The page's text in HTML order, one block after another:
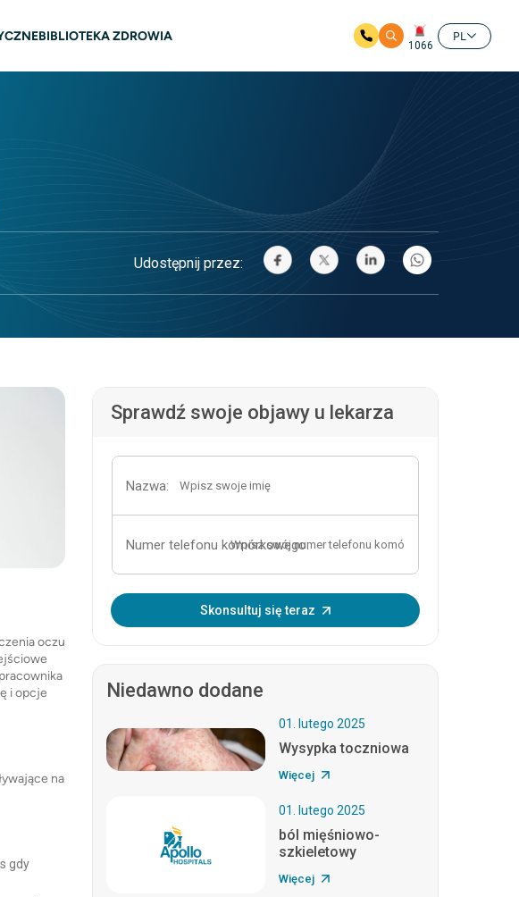
BIBLIOTEKA ZDROWIA
1066
PL
Udostępnij przez:
oczu
i opcje
na
gdy
Sprawdź swoje objawy u lekarza
Nazwa:
Numer telefonu komórkowego:
Wprowadź OTP:Skonsultuj się teraz
Niedawno dodane
01. lutego 2025
Wysypka toczniowa
Więcej
01. lutego 2025
ból mięśniowo-
szkieletowy
Więcej